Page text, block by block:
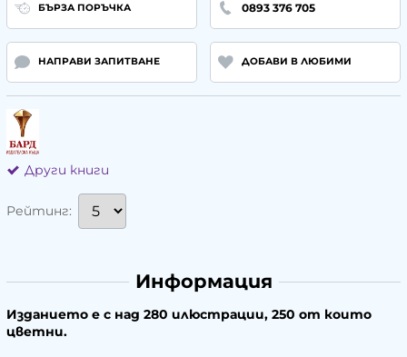
БЪРЗА ПОРЪЧКА 0893 376 705
НАПРАВИ ЗАПИТВАНЕ ДОБАВИ В ЛЮБИМИ
Други книги
Рейтинг:
Информация
Изданието е с над 280 илюстрации, 250 от които
цветни.